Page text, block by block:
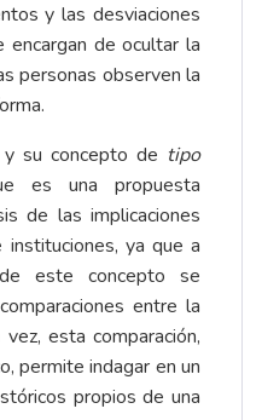
y las desviaciones
de ocultar la
personas observen la
su concepto de tipo
es una propuesta
de las implicaciones
ya que a
este concepto se
entre la
esta comparación,
permite indagar en un
propios de una